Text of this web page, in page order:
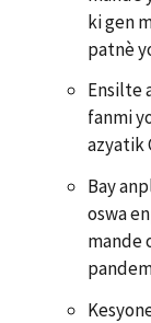
ki gen
patnè
Ensilte
fanmi
azyatik
Bay
oswa
mande